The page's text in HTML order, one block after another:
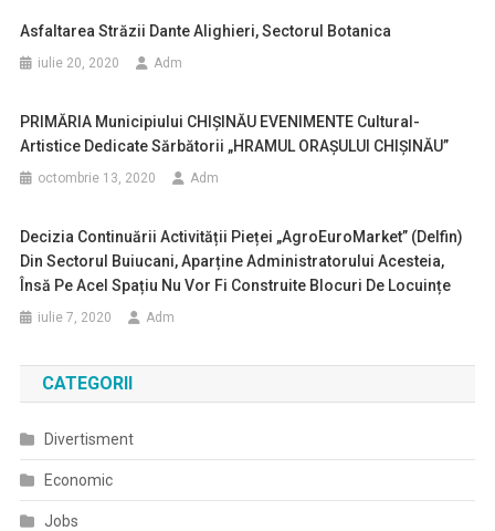
Asfaltarea Străzii Dante Alighieri, Sectorul Botanica
iulie 20, 2020 Adm
PRIMĂRIA Municipiului CHIȘINĂU EVENIMENTE Cultural-
Artistice Dedicate Sărbătorii „HRAMUL ORAȘULUI CHIȘINĂU”
octombrie 13, 2020 Adm
Decizia Continuării Activității Pieței „AgroEuroMarket” (Delfin)
Din Sectorul Buiucani, Aparține Administratorului Acesteia,
Însă Pe Acel Spațiu Nu Vor Fi Construite Blocuri De Locuințe
iulie 7, 2020 Adm
CATEGORII
Divertisment
Economic
Jobs